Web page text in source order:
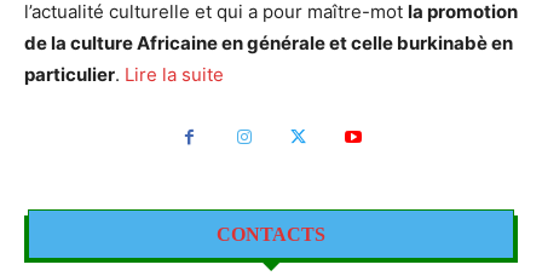
l’actualité culturelle et qui a pour maître-mot la promotion
de la culture Africaine en générale et celle burkinabè en
particulier. Lire la suite
CONTACTS